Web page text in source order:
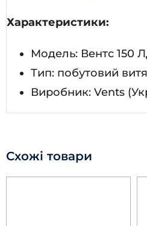
Характеристики:
Модель: Вентс 150
Тип: побутовий
Виробник: Vents
Схожі товари